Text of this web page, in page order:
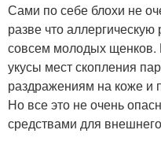
Сами по себе блохи не
разве что
совсем молодых щенков.
укусы мест скопления
раздражениям на коже и
Но все это не очень
средствами для